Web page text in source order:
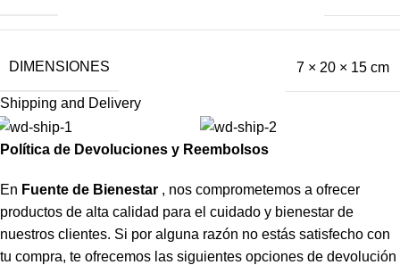
DIMENSIONES 7 × 20 × 15 cm
Shipping and Delivery
Política de Devoluciones y Reembolsos
En Fuente de Bienestar , nos comprometemos a ofrecer
productos de alta calidad para el cuidado y bienestar de
nuestros clientes. Si por alguna razón no estás satisfecho con
tu compra, te ofrecemos las siguientes opciones de devolución